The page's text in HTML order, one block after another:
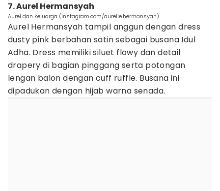
7. Aurel Hermansyah
Aurel dan keluarga (instagram.com/aurelie.hermansyah)
Aurel Hermansyah tampil anggun dengan dress
dusty pink berbahan satin sebagai busana Idul
Adha. Dress memiliki siluet flowy dan detail
drapery di bagian pinggang serta potongan
lengan balon dengan cuff ruffle. Busana ini
dipadukan dengan hijab warna senada.